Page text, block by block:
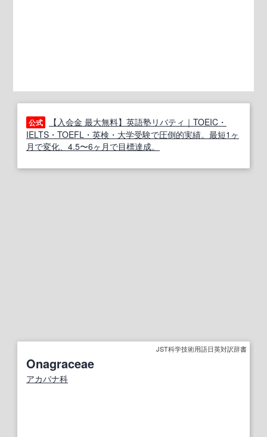
公式
【入会金 最大無料】英語塾リバティ｜TOEIC・
IELTS・TOEFL・英検・大学受験で圧倒的実績。最短1ヶ
月で変化、4.5〜6ヶ月で目標達成。
JST科学技術用語日英対訳辞書
Onagraceae
アカバナ科